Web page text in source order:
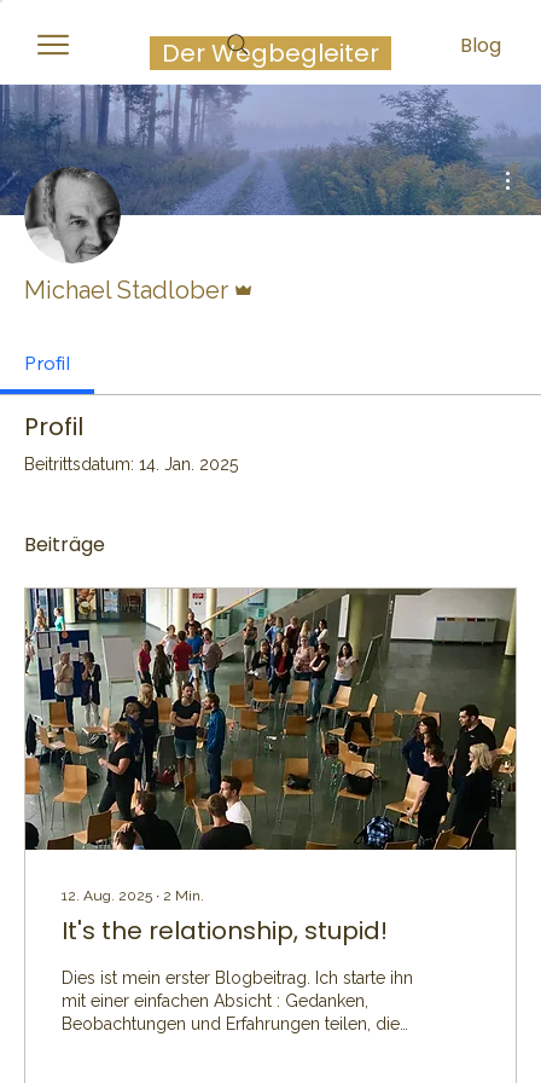
Michael Stadlober
Der Wegbegleiter Blog
Michael Stadlober
Profil
Profil
Beitrittsdatum: 14. Jan. 2025
Beiträge
12. Aug. 2025 ∙ 2 Min.
It's the relationship, stupid!
Dies ist mein erster Blogbeitrag. Ich starte ihn
mit einer einfachen Absicht : Gedanken,
Beobachtungen und Erfahrungen teilen, die